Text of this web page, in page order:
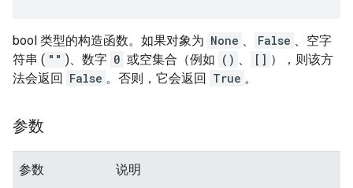
bool 类型的构造函数。如果对象为 None 、 False 、空字
符串 ( "" )、数字 0 或空集合（例如 () 、 [] ），则该方
法会返回 False 。否则，它会返回 True 。
参数
参数 说明